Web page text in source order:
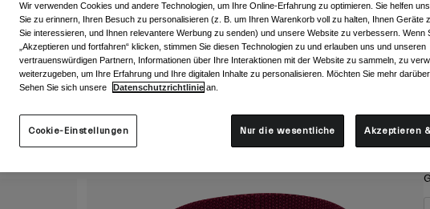
Wir verwenden Cookies und andere Technologien, um Ihre Online-Erfahrung zu optimieren. Sie helfen
Sie zu erinnern, Ihren Besuch zu personalisieren (z. B. um Ihren Warenkorb voll zu halten, Ihnen Geräte
Sie interessieren, und Ihnen relevantere Werbung zu senden) und unsere Website zu verbessern. Wenn
„Akzeptieren und fortfahren“ klicken, stimmen Sie diesen Technologien zu und erlauben uns und unseren
vertrauenswürdigen Partnern, Informationen über Ihre Interaktionen mit der Website zu sammeln, zu
weiterzugeben, um Ihre Erfahrung und Ihre digitalen Inhalte zu personalisieren. Möchten Sie mehr
Sehen Sie sich unsere
Datenschutzrichtlinie an.
Cookie-Einstellungen Nur die wesentliche Akzeptieren